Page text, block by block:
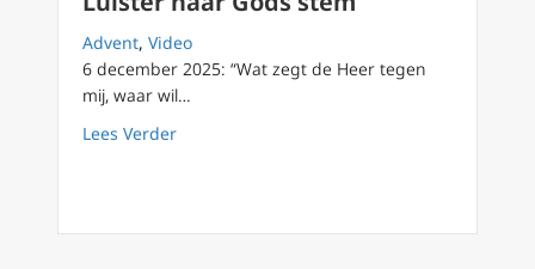
Advent, Video
6 december 2025: “Wat zegt de Heer tegen
mij, waar wil…
Lees Verderabout Dag 7 van de Advent 2025: Luister